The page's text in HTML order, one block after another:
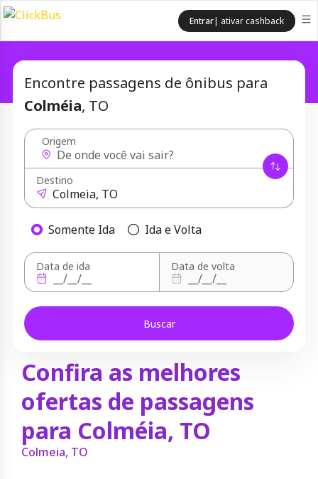
Entrar| ativar cashback
Encontre passagens de ônibus para
Colméia, TO
Somente Ida Ida e Volta
Origem
Destino
Data de ida Data de volta
Buscar
Confira as melhores
ofertas de passagens
para Colméia, TO
Colmeia, TO